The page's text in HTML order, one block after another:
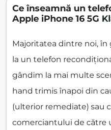
Ce înseamnă un
Apple iPhone 16 5G
Majoritatea dintre noi, în
la un telefon
gândim la mai multe
hand trimis înapoi din
(ulterior remediate) sau
comerciantului de către